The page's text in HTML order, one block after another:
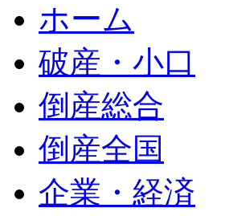
ホーム
破産・小口
倒産総合
倒産全国
企業・経済